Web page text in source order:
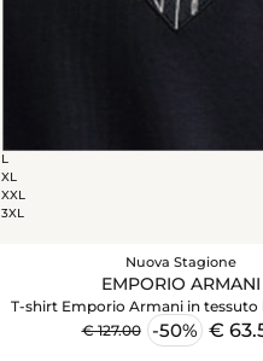
L
XL
XXL
3XL
Nuova Stagione
EMPORIO ARMANI
T-shirt Emporio Armani in tessuto
€ 127.00
-50% €